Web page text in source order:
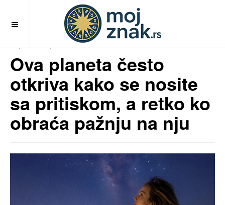
pre 1 mesec
Ova planeta često
otkriva kako se nosite
sa pritiskom, a retko ko
obraća pažnju na nju